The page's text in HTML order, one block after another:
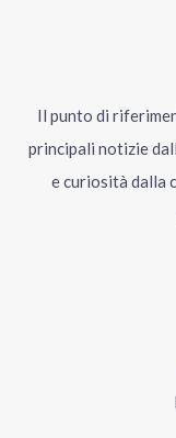
Il punto di
principali notizie
e curiosità dalla